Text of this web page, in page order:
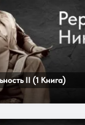
II (1 Книга)